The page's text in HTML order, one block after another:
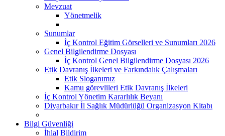
Mevzuat
Yönetmelik
Sunumlar
İç Kontrol Eğitim Görselleri ve Sunumları 2026
Genel Bilgilendirme Dosyası
İç Kontrol Genel Bilgilendirme Dosyası 2026
Etik Davranış İlkeleri ve Farkındalık Çalışmaları
Etik Sloganımız
Kamu görevlileri Etik Davranış İlkeleri
İç Kontrol Yönetim Kararlılık Beyanı
Diyarbakır İl Sağlık Müdürlüğü Organizasyon Kitabı
Bilgi Güvenliği
İhlal Bildirim